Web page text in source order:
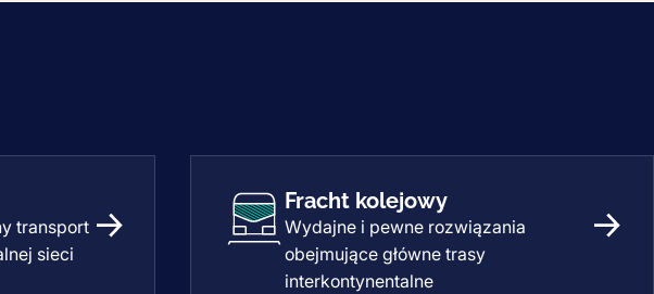
transport
sieci
Fracht lotniczy
Fracht kolejowy
Wydajne i pewne rozwiązania
obejmujące główne trasy
interkontynentalne